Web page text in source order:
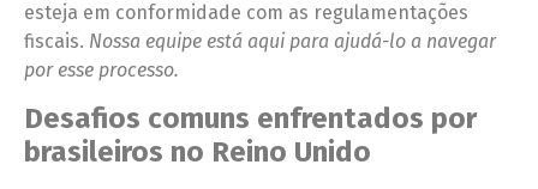
esteja em conformidade com as regulamentações
fiscais. Nossa equipe está aqui para ajudá-lo a navegar
por esse processo.
Desafios comuns enfrentados por
brasileiros no Reino Unido